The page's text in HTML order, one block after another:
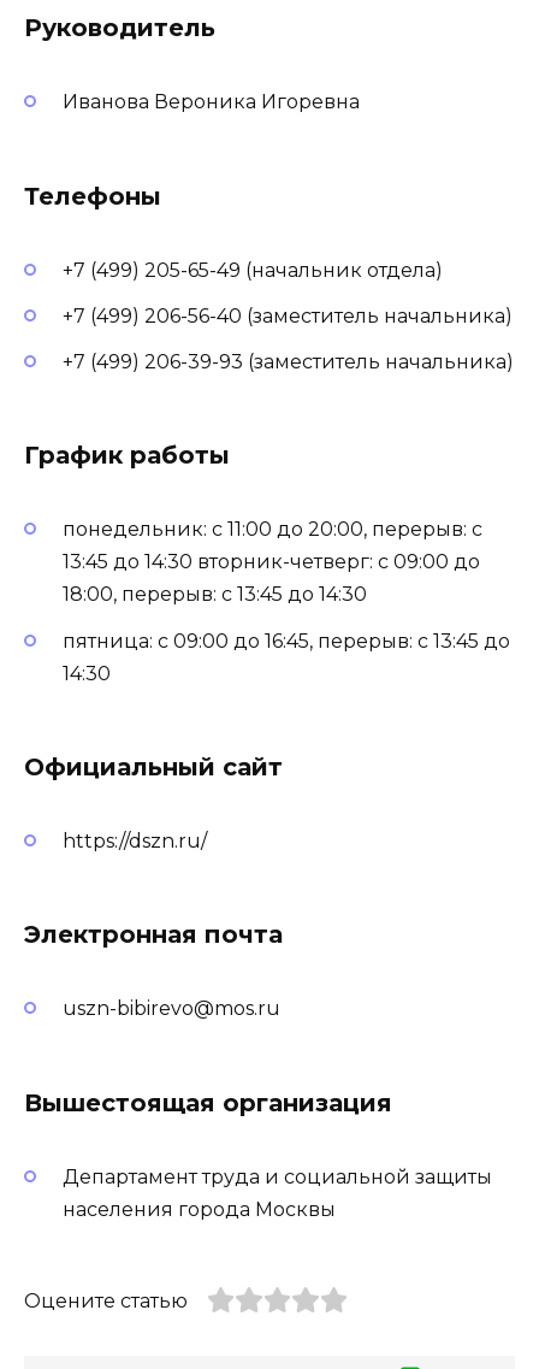
Руководитель
Иванова Вероника Игоревна
Телефоны
+7 (499) 205-65-49 (начальник отдела)
+7 (499) 206-56-40 (заместитель начальника)
+7 (499) 206-39-93 (заместитель начальника)
График работы
понедельник: с 11:00 до 20:00, перерыв: с
13:45 до 14:30 вторник-четверг: с 09:00 до
18:00, перерыв: с 13:45 до 14:30
пятница: с 09:00 до 16:45, перерыв: с 13:45 до
14:30
Официальный сайт
https://dszn.ru/
Электронная почта
uszn-bibirevo@mos.ru
Вышестоящая организация
Департамент труда и социальной защиты
населения города Москвы
Оцените статью